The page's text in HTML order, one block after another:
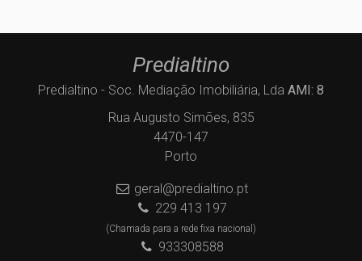
Predialtino
Predialtino - Soc. Mediação Imobiliária, Lda AMI: 8
Rua Augusto Simões, 835
4470-147
Porto
geral@predialtino.pt
229 413 197
(Chamada para a rede fixa nacional)
933308588